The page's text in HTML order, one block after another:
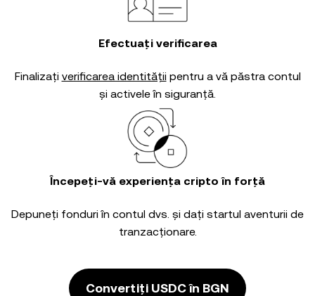
Efectuați verificarea
Finalizați verificarea identității pentru a vă păstra contul
și activele în siguranță.
Începeți-vă experiența cripto în forță
Depuneți fonduri în contul dvs. și dați startul aventurii de
tranzacționare.
Convertiți USDC în BGN